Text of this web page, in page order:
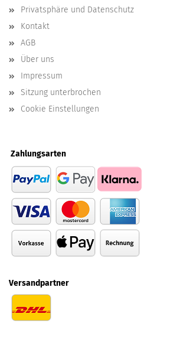
Privatsphäre und Datenschutz
Kontakt
AGB
Über uns
Impressum
Sitzung unterbrochen
Cookie Einstellungen
Zahlungsarten
Versandpartner